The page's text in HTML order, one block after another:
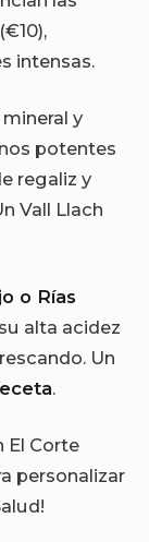
intensas.
y
potentes
regaliz y
Vall Llach
o Rías
alta acidez
Un
.
El Corte
personalizar